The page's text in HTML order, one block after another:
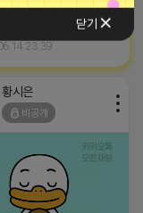
닫기
터] 전국 최저가 마케팅
14:23:39
황시은
비공개